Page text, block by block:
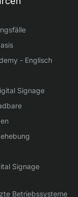
- Englisch
Signage
Signage
Betriebssysteme